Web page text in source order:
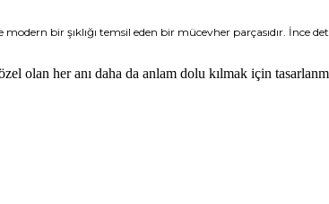
bir şıklığı temsil eden bir mücevher parçasıdır. İnce
olan her anı daha da anlam dolu kılmak için